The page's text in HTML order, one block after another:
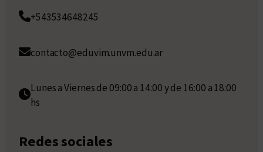
+543534648245
contacto@eduvim.unvm.edu.ar
Lunes a Viernes de 09:00 a 14:00 y de 16:00 a 18:00
hs
Redes sociales